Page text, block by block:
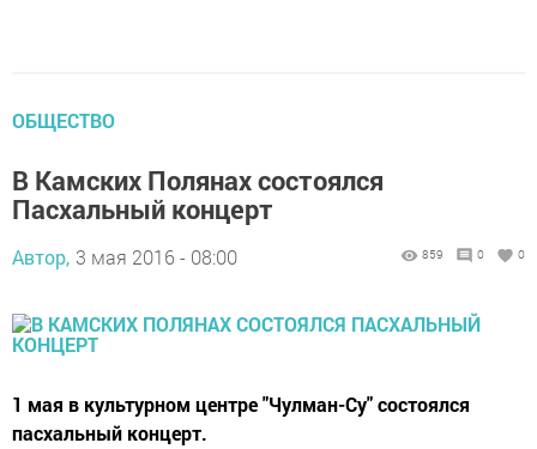
ОБЩЕСТВО
В Камских Полянах состоялся
Пасхальный концерт
Автор, 3 мая 2016 - 08:00 859 0 0
1 мая в культурном центре "Чулман-Су" состоялся
пасхальный концерт.